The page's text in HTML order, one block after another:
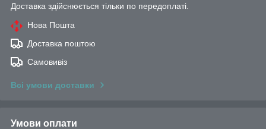
Доставка здійснюється тільки по передоплаті.
Нова Пошта
Доставка поштою
Самовивіз
Всі умови доставки
Умови оплати